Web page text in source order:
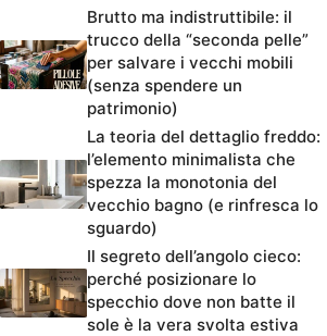
Brutto ma indistruttibile: il
trucco della “seconda pelle”
per salvare i vecchi mobili
(senza spendere un
patrimonio)
La teoria del dettaglio freddo:
l’elemento minimalista che
spezza la monotonia del
vecchio bagno (e rinfresca lo
sguardo)
Il segreto dell’angolo cieco:
perché posizionare lo
specchio dove non batte il
sole è la vera svolta estiva